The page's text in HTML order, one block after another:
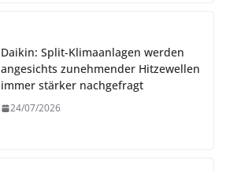
Daikin: Split-Klimaanlagen werden
angesichts zunehmender Hitzewellen
immer stärker nachgefragt
24/07/2026